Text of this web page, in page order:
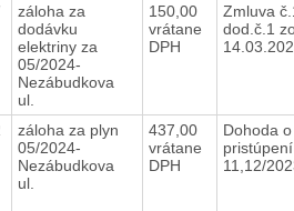
záloha za
dodávku
elektriny za
05/2024-
Nezábudkova
ul.
150,00
vrátane
DPH
Zmluva
dod.č.1
záloha za plyn
05/2024-
Nezábudkova
ul.
437,00
vrátane
DPH
Dohoda o
pristúpení
11,12/